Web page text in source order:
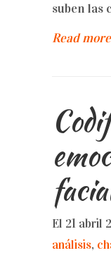
suben las
Read more
El 21 abril
análisis,